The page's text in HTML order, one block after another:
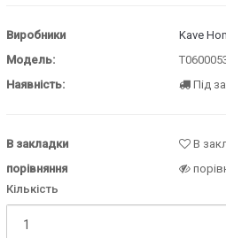
Виробники
Kave
Модель:
Наявність:
Під
В закладки
В
порівняння
Кількість